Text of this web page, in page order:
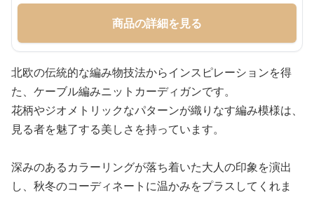
商品の詳細を見る
北欧の伝統的な編み物技法からインスピレーションを得
た、ケーブル編みニットカーディガンです。
花柄やジオメトリックなパターンが織りなす編み模様は、
見る者を魅了する美しさを持っています。
深みのあるカラーリングが落ち着いた大人の印象を演出
し、秋冬のコーディネートに温かみをプラスしてくれま